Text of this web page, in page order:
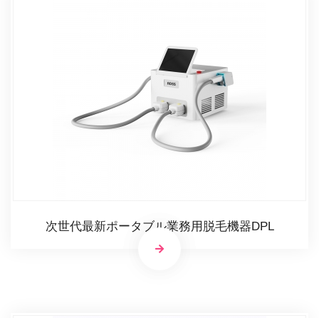
次世代最新ポータブル業務用脱毛機器DPL